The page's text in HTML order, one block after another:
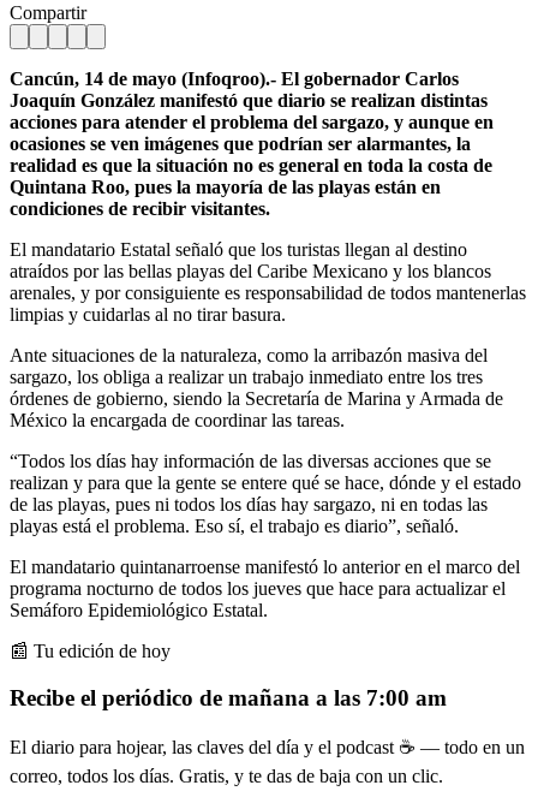
Compartir
Cancún, 14 de mayo (Infoqroo).- El gobernador Carlos
Joaquín González manifestó que diario se realizan distintas
acciones para atender el problema del sargazo, y aunque en
ocasiones se ven imágenes que podrían ser alarmantes, la
realidad es que la situación no es general en toda la costa de
Quintana Roo, pues la mayoría de las playas están en
condiciones de recibir visitantes.
El mandatario Estatal señaló que los turistas llegan al destino
atraídos por las bellas playas del Caribe Mexicano y los blancos
arenales, y por consiguiente es responsabilidad de todos mantenerlas
limpias y cuidarlas al no tirar basura.
Ante situaciones de la naturaleza, como la arribazón masiva del
sargazo, los obliga a realizar un trabajo inmediato entre los tres
órdenes de gobierno, siendo la Secretaría de Marina y Armada de
México la encargada de coordinar las tareas.
“Todos los días hay información de las diversas acciones que se
realizan y para que la gente se entere qué se hace, dónde y el estado
de las playas, pues ni todos los días hay sargazo, ni en todas las
playas está el problema. Eso sí, el trabajo es diario”, señaló.
El mandatario quintanarroense manifestó lo anterior en el marco del
programa nocturno de todos los jueves que hace para actualizar el
Semáforo Epidemiológico Estatal.
📰 Tu edición de hoy
Recibe el periódico de mañana a las 7:00 am
El diario para hojear, las claves del día y el podcast ☕ — todo en un
correo, todos los días. Gratis, y te das de baja con un clic.